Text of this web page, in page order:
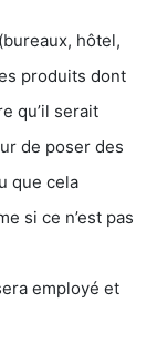
hôtel,
produits dont
qu’il serait
de poser des
que cela
si ce n’est pas
employé et